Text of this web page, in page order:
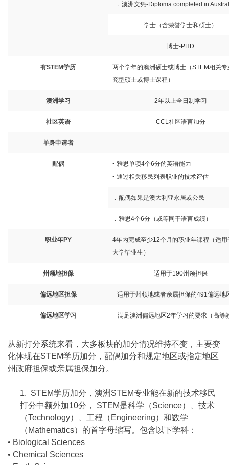
﹒澳洲文凭-Diploma completed in
学士（含荣誉学士和硕士）
博士-PHD
有STEM学历 两个学年的澳洲硕士或博士（STEM相关专
究型硕士或博士课程）
澳洲学习 2年以上全日制学习
社区英语 CCL社区语言加分
单身申请者
配偶 • 雅思单项4个6分的英语能力
• 通过相关移民列表职业的技术评估
﹒配偶如果是澳大利亚永居或公民
﹒雅思4个6分（或等同于语言成绩）
职业年PY 4年内完成至少12个月的职业年课程（适用
大学毕业生）
州领地担保 适用于190州领担保
偏远地区担保 适用于州领地或者亲属担保的491偏远地
偏远地区学习 满足澳洲偏远地区2年学习的要求（高等
从新打分系统来看，大多板块的加分情况维持不变，主要变
化体现在STEM学历加分，配偶加分和规定地区或指定地区
州政府担保或亲属担保加分。
1. STEM学历加分，澳洲STEM专业能在新的技术移民
打分中额外加10分， STEM是科学（Science）、技术
（Technology）、工程（Engineering）和数学
（Mathematics）的首字母缩写。包含以下学科：
• Biological Sciences
• Chemical Sciences